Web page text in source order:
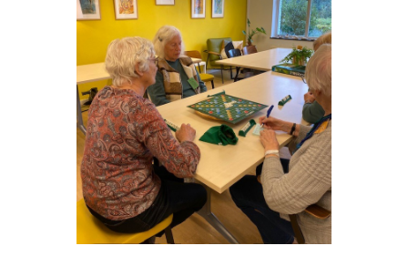
VRIJWILLIGERS & STAGIAIRES
CONTACT